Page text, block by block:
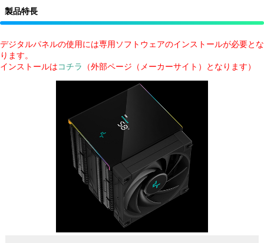
製品特長
デジタルパネルの使用には専用ソフトウェアのインストールが必要とな
ります。
インストールはコチラ （外部ページ（メーカーサイト）となります）